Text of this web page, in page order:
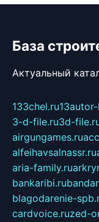
База
Актуальный
133chel.ru
3-d-file.ru3d-
airgungames.ru
alfeihavsalnassr.ru
aria-family.ru
bankaribi.ru
blagodarenie-
cardvoice.ruzed-